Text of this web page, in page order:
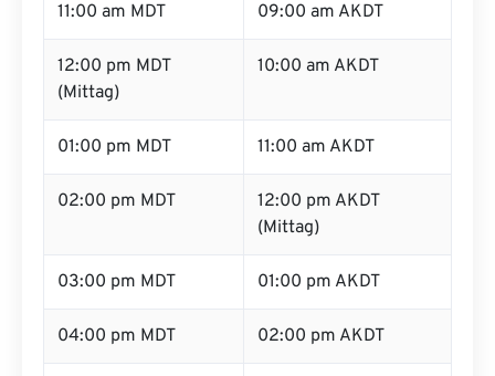
11:00 am MDT 09:00 am AKDT
12:00 pm MDT
(Mittag)
10:00 am AKDT
01:00 pm MDT 11:00 am AKDT
02:00 pm MDT
12:00 pm AKDT
(Mittag)
03:00 pm MDT 01:00 pm AKDT
04:00 pm MDT 02:00 pm AKDT